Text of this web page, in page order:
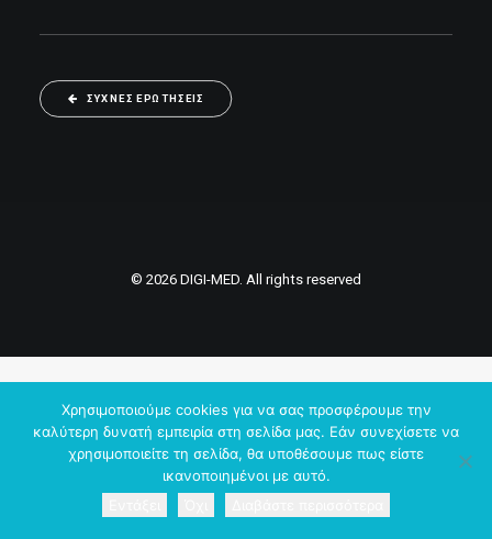
ΣΥΧΝΈΣ ΕΡΩΤΉΣΕΙΣ
© 2026 DIGI-MED. All rights reserved
Χρησιμοποιούμε cookies για να σας προσφέρουμε την
καλύτερη δυνατή εμπειρία στη σελίδα μας. Εάν συνεχίσετε να
χρησιμοποιείτε τη σελίδα, θα υποθέσουμε πως είστε
ικανοποιημένοι με αυτό.